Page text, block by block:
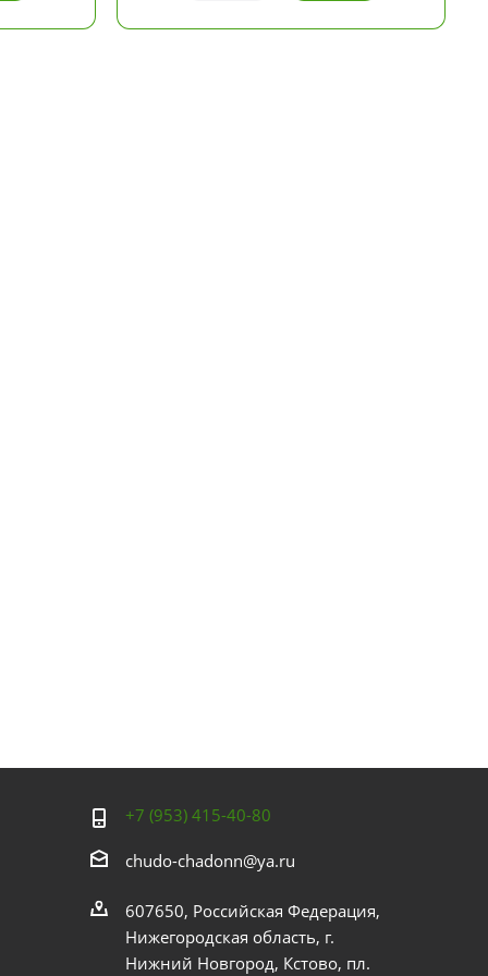
+7 (953) 415-40-80
chudo-chadonn@ya.ru
607650, Российская Федерация,
Нижегородская область, г.
Нижний Новгород, Кстово, пл.